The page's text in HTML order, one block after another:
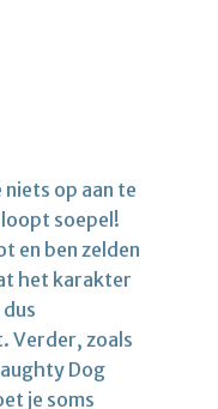
niets op aan te
soepel!
en ben zelden
het karakter
Verder, zoals
Dog
je soms